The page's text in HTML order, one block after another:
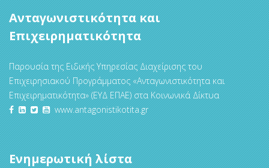
Ανταγωνιστικότητα και
Επιχειρηματικότητα
Παρουσία της Ειδικής Υπηρεσίας Διαχείρισης του
Επιχειρησιακού Προγράμματος «Ανταγωνιστικότητα και
Επιχειρηματικότητα» (ΕΥΔ ΕΠΑΕ) στα Κοινωνικά Δίκτυα
www.antagonistikotita.gr
Ενημερωτική λίστα